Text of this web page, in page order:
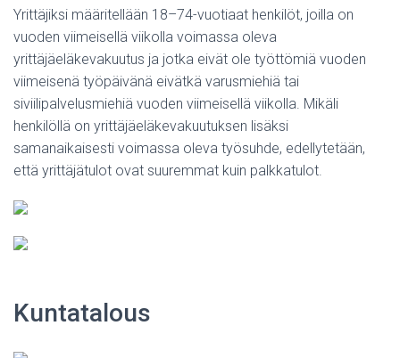
Yrittäjiksi määritellään 18–74-vuotiaat henkilöt, joilla on
vuoden viimeisellä viikolla voimassa oleva
yrittäjäeläkevakuutus ja jotka eivät ole työttömiä vuoden
viimeisenä työpäivänä eivätkä varusmiehiä tai
siviilipalvelusmiehiä vuoden viimeisellä viikolla. Mikäli
henkilöllä on yrittäjäeläkevakuutuksen lisäksi
samanaikaisesti voimassa oleva työsuhde, edellytetään,
että yrittäjätulot ovat suuremmat kuin palkkatulot.
Kuntatalous